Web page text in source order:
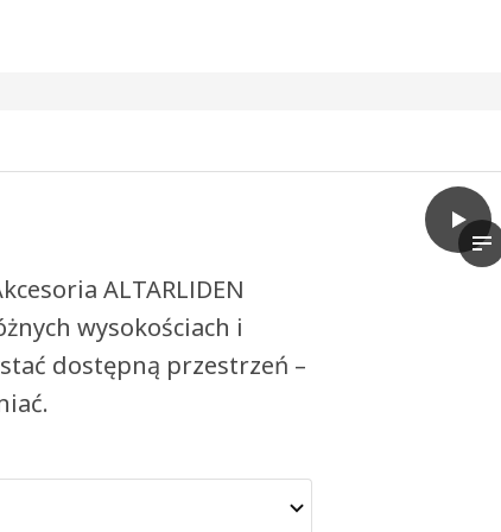
ALTARLIDEN
wysokościach i
dostępną przestrzeń –
play